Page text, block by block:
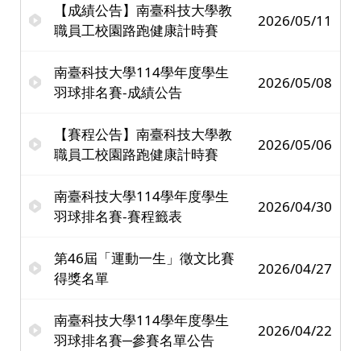
【成績公告】南臺科技大學教
職員工校園路跑健康計時賽
2026/05/11
南臺科技大學114學年度學生
羽球排名賽-成績公告
2026/05/08
【賽程公告】南臺科技大學教
職員工校園路跑健康計時賽
2026/05/06
南臺科技大學114學年度學生
羽球排名賽-賽程籤表
2026/04/30
第46屆「運動一生」徵文比賽
得獎名單
2026/04/27
南臺科技大學114學年度學生
羽球排名賽─參賽名單公告
2026/04/22